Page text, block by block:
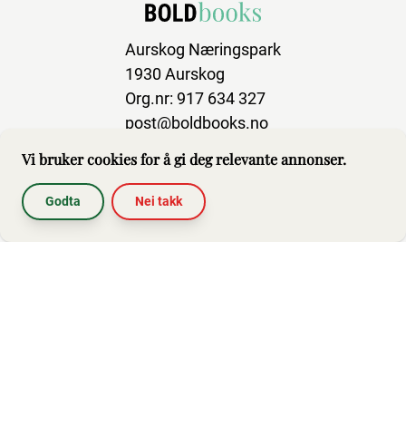
Vi bruker cookies for å gi deg relevante annonser.
Godta Nei takk
Aurskog Næringspark
1930 Aurskog
Org.nr: 917 634 327
post@boldbooks.no